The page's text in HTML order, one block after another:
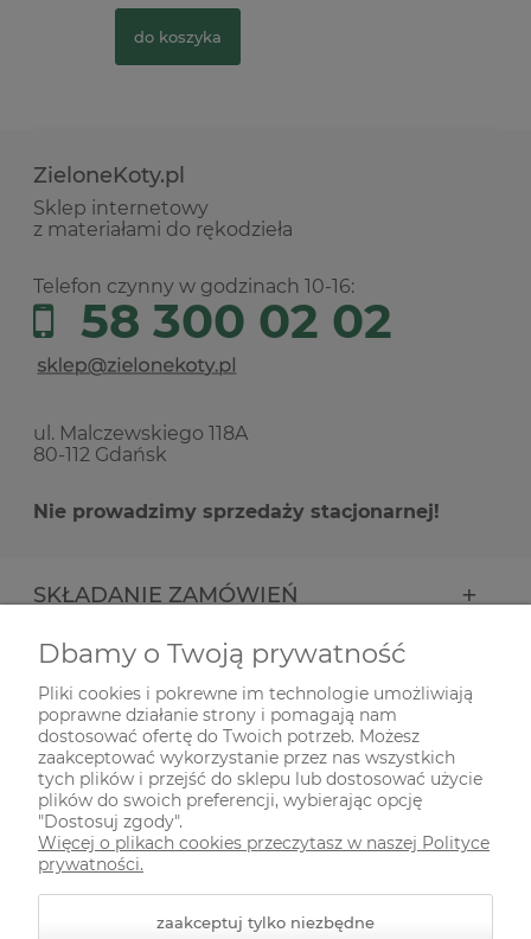
do koszyka
ZieloneKoty.pl
Sklep internetowy
z materiałami do rękodzieła
Telefon czynny w godzinach 10-16:
58 300 02 02
ul. Malczewskiego 118A
80-112 Gdańsk
Nie prowadzimy sprzedaży stacjonarnej!
SKŁADANIE ZAMÓWIEŃ
INFORMACJE
ODWIEDŹ NAS NA
Dbamy o Twoją prywatność
Pliki cookies i pokrewne im technologie umożliwiają
poprawne działanie strony i pomagają nam
dostosować ofertę do Twoich potrzeb. Możesz
zaakceptować wykorzystanie przez nas wszystkich
tych plików i przejść do sklepu lub dostosować użycie
plików do swoich preferencji, wybierając opcję
"Dostosuj zgody".
Więcej o plikach cookies przeczytasz w naszej Polityce
prywatności.
zaakceptuj tylko niezbędne